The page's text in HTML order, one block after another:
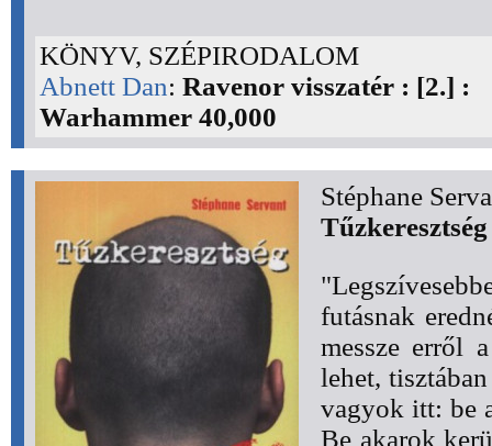
KÖNYV, SZÉPIRODALOM
Abnett Dan: Ravenor visszatér : [2.] :
Warhammer 40,000
Stéphane
Tűzkeresztség
futásnak
messze erről
lehet,
vagyok itt: be
Be akarok